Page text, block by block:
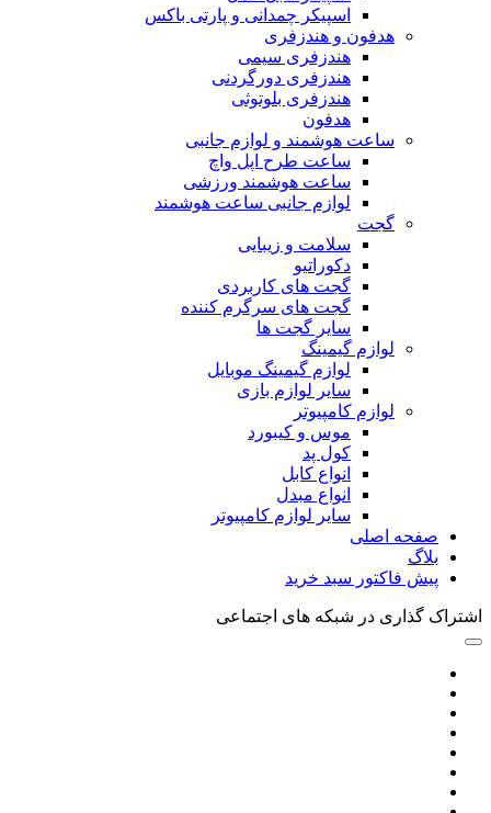
اسپیکر چمدانی و پارتی باکس
هدفون و هندزفری
هندزفری سیمی
هندزفری دورگردنی
هندزفری بلوتوثی
هدفون
ساعت هوشمند و لوازم جانبی
ساعت طرح اپل واچ
ساعت هوشمند ورزشی
لوازم جانبی ساعت هوشمند
گجت
سلامت و زیبایی
دکوراتیو
گجت های کاربردی
گجت های سرگرم کننده
سایر گجت ها
لوازم گیمینگ
لوازم گیمینگ موبایل
سایر لوازم بازی
لوازم کامپیوتر
موس و کیبورد
کول پد
انواع کابل
انواع مبدل
سایر لوازم کامپیوتر
صفحه اصلی
بلاگ
پیش فاکتور سبد خرید
اشتراک گذاری در شبکه های اجتماعی